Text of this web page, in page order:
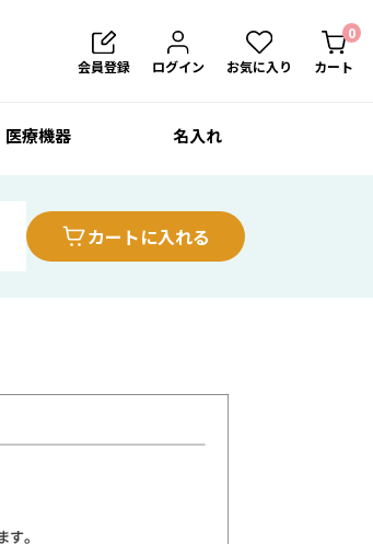
会員登録 ログイン お気に入り カート
0
医療機器 名入れ
カートに入れる